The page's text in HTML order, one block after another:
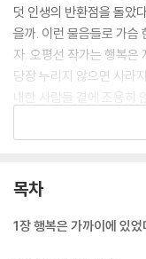
덧 인생의 반환점을 돌았
을까. 이런 물음들로 가슴
자. 오평선 작가는 행복은
당장 누리지 않으면 사라
내한 사람들 곁에 조용히
질 때를 대비하듯, 남은
다. 오늘 당신의 하루에
목차
1장 행복은 가까이에 있었